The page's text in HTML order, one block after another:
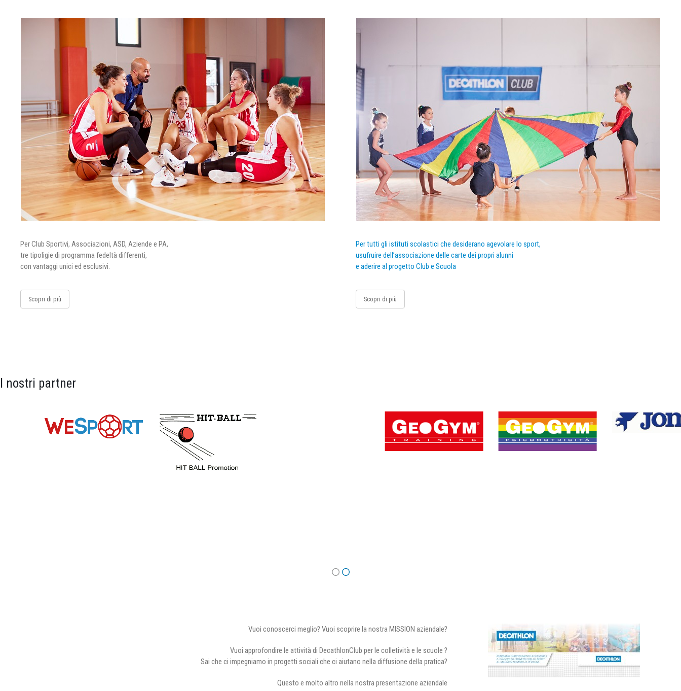
Per Club Sportivi, Associazioni, ASD, Aziende e PA,
tre tipoligie di programma fedeltà differenti,
con vantaggi unici ed esclusivi.
Scopri di più
Per tutti gli istituti scolastici che desiderano agevolare lo sport,
usufruire dell’associazione delle carte dei propri alunni
e aderire al progetto Club e Scuola
Scopri di più
I nostri partner
Vuoi conoscerci meglio? Vuoi scoprire la nostra MISSION aziendale?
Vuoi approfondire le attività di DecathlonClub per le colletività e le scuole ?
Sai che ci impegniamo in progetti sociali che ci aiutano nella diffusione della pratica?
Questo e molto altro nella nostra presentazione aziendale